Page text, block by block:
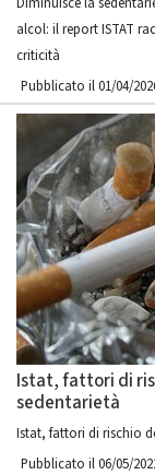
alcol: il report ISTAT
criticità
Pubblicato il 01/04/
Istat, fattori di
sedentarietà
Istat, fattori di rischio
Pubblicato il 06/05/